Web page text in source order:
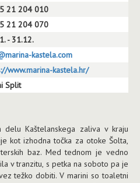
21 204 010
21 204 070
- 31.12.
kastela.com
www.marina-kastela.hr/
Split
Kaštelanskega zaliva v kraju
kot izhodna točka za otoke Šolta,
baz. Med tednom je vedno
v tranzitu, s petka na soboto pa je
težko dobiti. V marini so toaletni